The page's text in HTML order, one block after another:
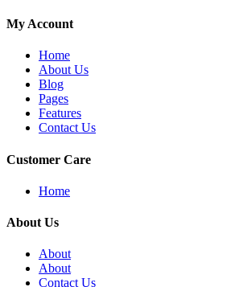
My Account
Home
About Us
Blog
Pages
Features
Contact Us
Customer Care
Home
About Us
About
About
Contact Us